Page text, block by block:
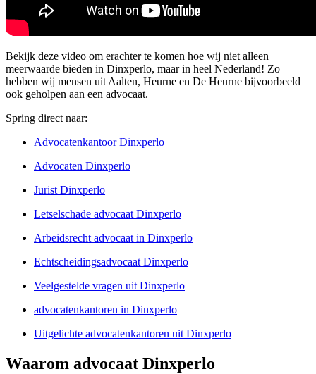
Bekijk deze video om erachter te komen hoe wij niet alleen
meerwaarde bieden in Dinxperlo, maar in heel Nederland! Zo
hebben wij mensen uit Aalten, Heurne en De Heurne bijvoorbeeld
ook geholpen aan een advocaat.
Spring direct naar:
Advocatenkantoor Dinxperlo
Advocaten Dinxperlo
Jurist Dinxperlo
Letselschade advocaat Dinxperlo
Arbeidsrecht advocaat in Dinxperlo
Echtscheidingsadvocaat Dinxperlo
Veelgestelde vragen uit Dinxperlo
advocatenkantoren in Dinxperlo
Uitgelichte advocatenkantoren uit Dinxperlo
Waarom advocaat Dinxperlo